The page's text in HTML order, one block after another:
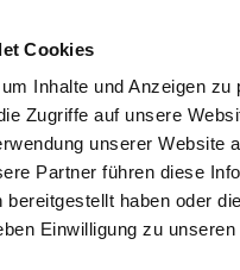
Cookies
Inhalte und Anzeigen
Zugriffe auf unsere
unserer Website
Partner führen diese
haben oder
Einwilligung zu
prüfen Kontakt